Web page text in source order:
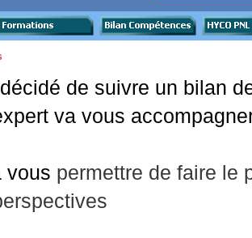
de suivre un bilan
va vous
vous permettre de faire le